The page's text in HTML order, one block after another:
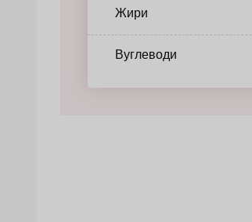
Жири
Вуглеводи